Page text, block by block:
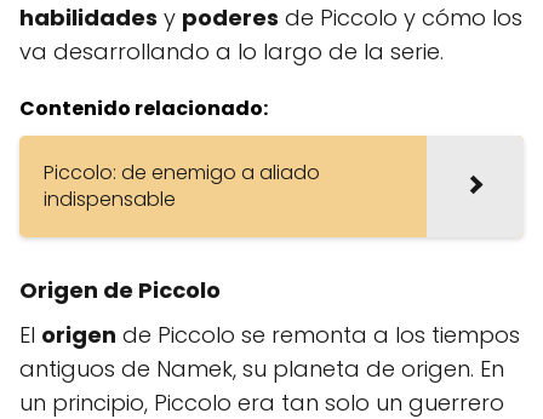
habilidades y poderes de Piccolo y cómo los
va desarrollando a lo largo de la serie.
Contenido relacionado:
Piccolo: de enemigo a aliado
indispensable
Origen de Piccolo
El origen de Piccolo se remonta a los tiempos
antiguos de Namek, su planeta de origen. En
un principio, Piccolo era tan solo un guerrero